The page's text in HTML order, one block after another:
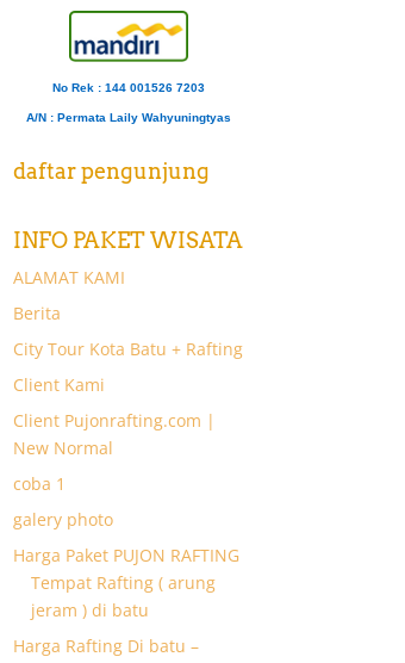
No Rek : 144 001526 7203
A/N : Permata Laily Wahyuningtyas
daftar pengunjung
INFO PAKET WISATA
ALAMAT KAMI
Berita
City Tour Kota Batu + Rafting
Client Kami
Client Pujonrafting.com |
New Normal
coba 1
galery photo
Harga Paket PUJON RAFTING
Tempat Rafting ( arung
jeram ) di batu
Harga Rafting Di batu –